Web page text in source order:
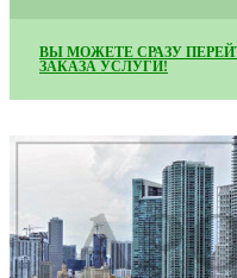
ВЫ МОЖЕТЕ СРАЗУ
ЗАКАЗА УСЛУГИ!